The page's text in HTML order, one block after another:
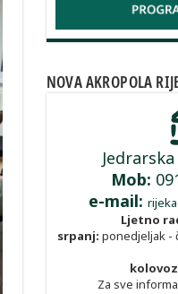
NOVA AKROPOLA
Mob:
e-mail:
Ljetno
srpanj: ponedjeljak -
Za sve